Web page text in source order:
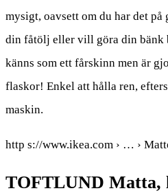
mysigt, oavsett om du har det
din fåtölj eller vill göra din bänk
känns som ett fårskinn men är
flaskor! Enkel att hålla ren,
maskin.
http s://www.ikea.com › … ›
TOFTLUND Matta,